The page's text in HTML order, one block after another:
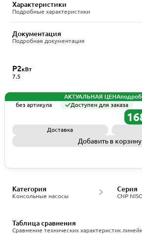
Характеристики
Подробные характеристики
Документация
Подробная документация
P2кВт
7.5
АКТУАЛЬНАЯ ЦЕНА
без артикула
Доступен для заказа
Доставка
Добавить в корзину
Консольные насосы
Категория
CNP
Серия
Сравнение технических характеристик
Таблица сравнения